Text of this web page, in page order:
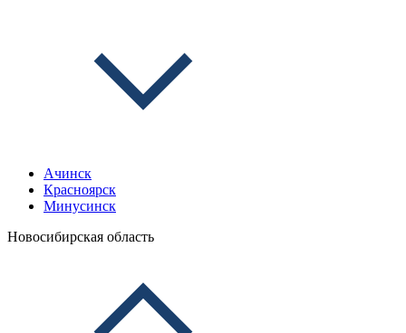
Ачинск
Красноярск
Минусинск
Новосибирская область